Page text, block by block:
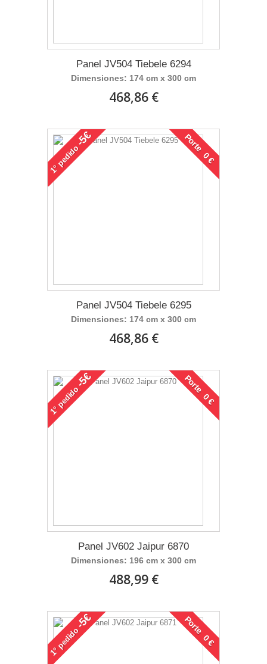
Panel JV504 Tiebele 6294
Dimensiones: 174 cm x 300 cm
468,86 €
1°
pedido
-5€ Porte 0 €
Panel JV504 Tiebele 6295
Dimensiones: 174 cm x 300 cm
468,86 €
1°
pedido
-5€ Porte 0 €
Panel JV602 Jaipur 6870
Dimensiones: 196 cm x 300 cm
488,99 €
1°
pedido
-5€ Porte 0 €